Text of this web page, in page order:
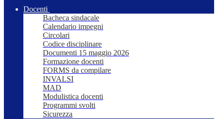
Docenti
Bacheca sindacale
Calendario impegni
Circolari
Codice disciplinare
Documenti 15 maggio 2026
Formazione docenti
FORMS da compilare
INVALSI
MAD
Modulistica docenti
Programmi svolti
Sicurezza